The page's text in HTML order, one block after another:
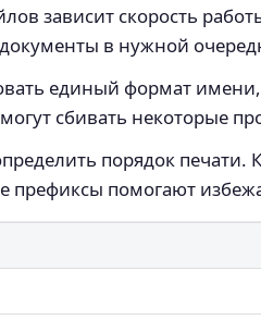
зависит скорость
в нужной
единый формат
сбивать некоторые
порядок
помогают